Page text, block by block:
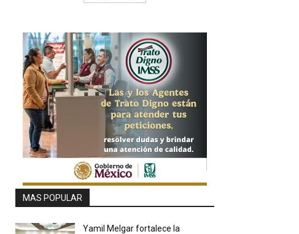
MAS POPULAR
Yamil Melgar fortalece la